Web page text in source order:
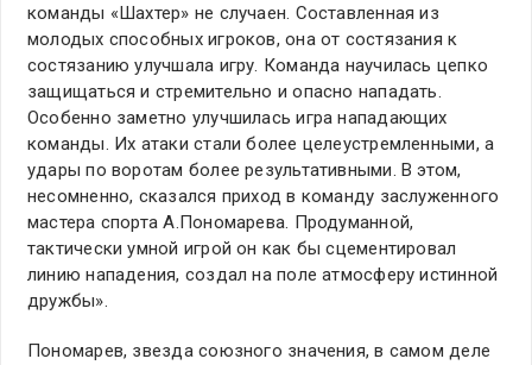
команды «Шахтер» не случаен. Составленная из
молодых способных игроков, она от состязания к
состязанию улучшала игру. Команда научилась цепко
защищаться и стремительно и опасно нападать.
Особенно заметно улучшилась игра нападающих
команды. Их атаки стали более целеустремленными, а
удары по воротам более результативными. В этом,
несомненно, сказался приход в команду заслуженного
мастера спорта А.Пономарева. Продуманной,
тактически умной игрой он как бы сцементировал
линию нападения, создал на поле атмосферу истинной
дружбы».
Пономарев, звезда союзного значения, в самом деле